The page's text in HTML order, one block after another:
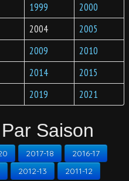
1999
2000
2004
2005
2009
2010
2014
2015
2019 2021
Saison
2017-18
2016-17
2012-13
2011-12